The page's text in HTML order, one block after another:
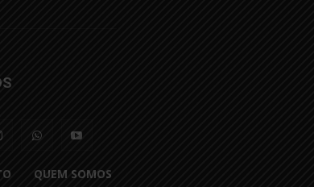
QUEM SOMOS